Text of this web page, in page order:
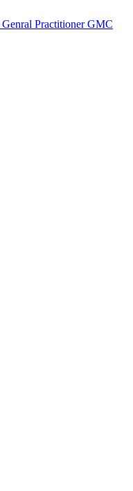
Practitioner GMC